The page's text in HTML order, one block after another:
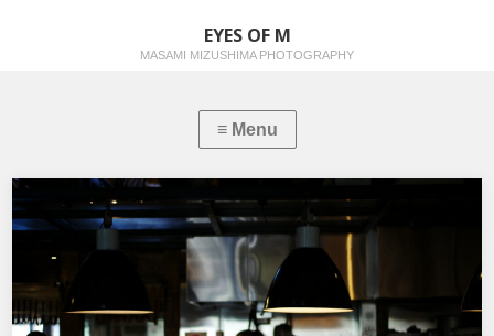
EYES OF M
MASAMI MIZUSHIMA PHOTOGRAPHY